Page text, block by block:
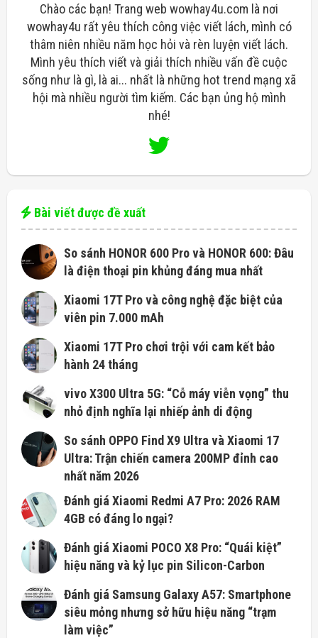
Chào các bạn! Trang web wowhay4u.com là nơi
wowhay4u rất yêu thích công việc viết lách, mình có
thâm niên nhiều năm học hỏi và rèn luyện viết lách.
Mình yêu thích viết và giải thích nhiều vấn đề cuộc
sống như là gì, là ai... nhất là những hot trend mạng xã
hội mà nhiều người tìm kiếm. Các bạn ủng hộ mình
nhé!
Bài viết được đề xuất
So sánh HONOR 600 Pro và HONOR 600: Đâu
là điện thoại pin khủng đáng mua nhất
Xiaomi 17T Pro và công nghệ đặc biệt của
viên pin 7.000 mAh
Xiaomi 17T Pro chơi trội với cam kết bảo
hành 24 tháng
vivo X300 Ultra 5G: “Cỗ máy viễn vọng” thu
nhỏ định nghĩa lại nhiếp ảnh di động
So sánh OPPO Find X9 Ultra và Xiaomi 17
Ultra: Trận chiến camera 200MP đỉnh cao
nhất năm 2026
Đánh giá Xiaomi Redmi A7 Pro: 2026 RAM
4GB có đáng lo ngại?
Đánh giá Xiaomi POCO X8 Pro: “Quái kiệt”
hiệu năng và kỷ lục pin Silicon-Carbon
Đánh giá Samsung Galaxy A57: Smartphone
siêu mỏng nhưng sở hữu hiệu năng “trạm
làm việc”